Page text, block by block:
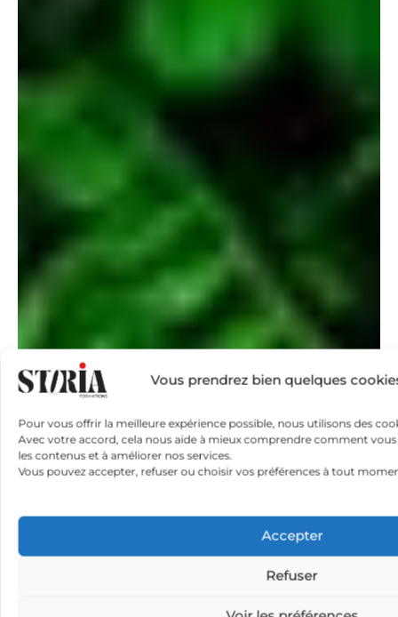
Vous prendrez bien quelques
Pour vous offrir la meilleure expérience possible, nous utilisons des
Avec votre accord, cela nous aide à mieux comprendre comment vous
les contenus et à améliorer nos services.
Vous pouvez accepter, refuser ou choisir vos préférences à tout
Accepter
Refuser